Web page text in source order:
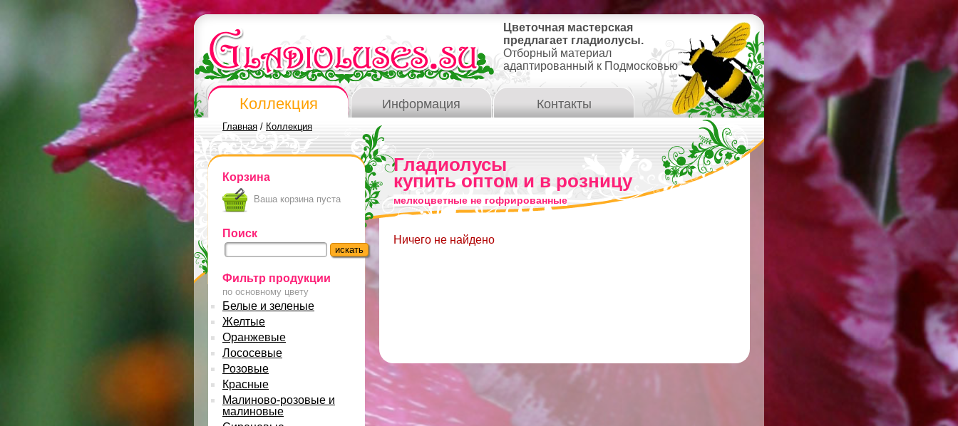
Цветочная мастерская
предлагает гладиолусы.
Отборный материал
адаптированный к Подмосковью
Коллекция Информация Контакты
Главная / Коллекция
Корзина
Ваша корзина пуста
Поиск
Фильтр продукции
по основному цвету
Белые и зеленые
Желтые
Оранжевые
Лососевые
Розовые
Красные
Малиново-розовые и
малиновые
Гладиолусы
купить оптом и в розницу
мелкоцветные не гофрированные
Ничего не найдено